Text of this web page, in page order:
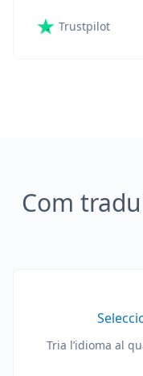
Trustpilot
Com
Tria l’idioma al